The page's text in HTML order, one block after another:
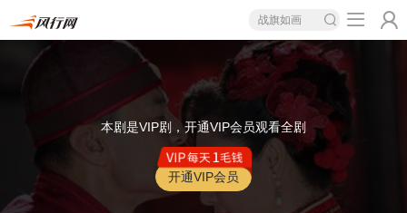
战旗如画
本剧是VIP剧，开通VIP会员观看全剧
开通VIP会员